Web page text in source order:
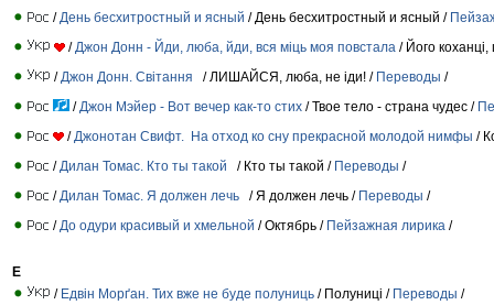
/ День бесхитростный и ясный / День бесхитростный и ясный /
/ Джон Донн - Йди, люба, йди, вся міць моя повстала / Його
/ Джон Донн. Свiтання / ЛИШАЙСЯ, люба, не іди! / Переводы /
/ Джон Мэйер - Вот вечер как-то стих / Твое тело - страна чудес /
/ Джонотан Свифт. На отход ко сну прекрасной молодой нимфы /
/ Дилан Томас. Кто ты такой / Кто ты такой / Переводы /
/ Дилан Томас. Я должен лечь / Я должен лечь / Переводы /
/ До одури красивый и хмельной / Октябрь / Пейзажная лирика /
Е
/ Едвін Морґан. Тих вже не буде полуниць / Полуниці / Переводы /